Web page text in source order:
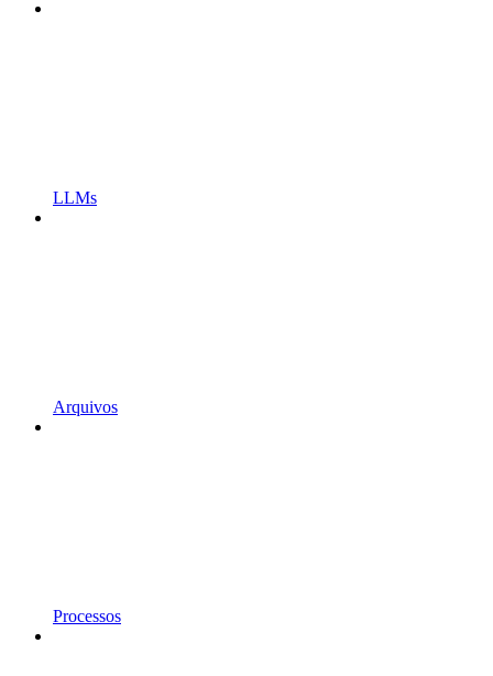
LLMs
Arquivos
Processos